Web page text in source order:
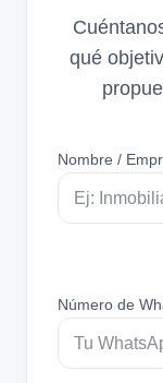
qué
Nombre /
Número de